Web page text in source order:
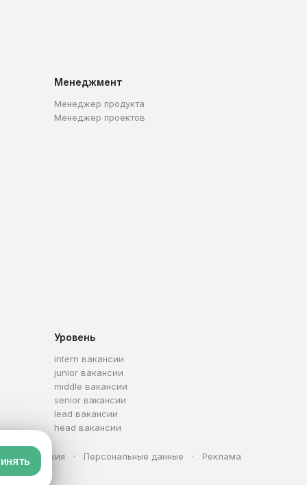
Менеджмент
Менеджер продукта
Менеджер проектов
Уровень
intern вакансии
junior вакансии
middle вакансии
senior вакансии
lead вакансии
head вакансии
Условия Персональные данные Реклама